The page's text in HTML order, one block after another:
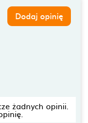
Dodaj opinię
żadnych opinii.